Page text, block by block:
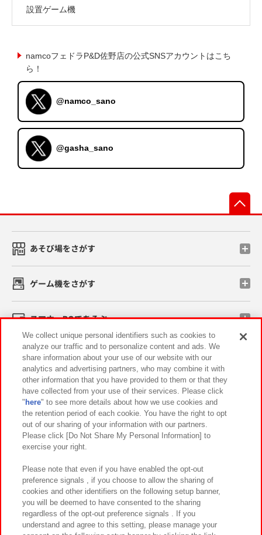
設置ゲーム機
namcoフェドラP&D佐野店の公式SNSアカウントはこち
ら！
@namco_sano
@gasha_sano
あそび場をさがす
ゲーム機をさがす
スマホ・PCであそぶ
イベント・キャンペーン
関連会社 サステナビリティ サイトポリシー
プライバシーポリシー ウェブアクセシビリティ方針と検証結果
お取引先さまとともに
カスタマーハラスメント対応方針 よくあるご質問・お問い合わせ
We collect unique personal identifiers such as cookies to
analyze our traffic and to personalize content and ads. We
share information about your use of our website with our
analytics and advertising partners, who may combine it with
other information that you have provided to them or that they
have collected from your use of their services. Please click
" here" to see more details about how we use cookies and
the retention period of each cookie. You have the right to opt
out of our sharing of your information with our partners.
Please click [Do Not Share My Personal Information] to
exercise your right.
Please note that even if you have enabled the opt-out
preference signals , if you choose to allow the sharing of
cookies and other identifiers on the following setup banner,
you will be deemed to have consented to the sharing
regardless of the opt-out preference signals . If you
understand and agree to this setting, please manage your